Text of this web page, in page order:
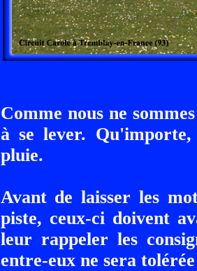
Comme nous ne
à se lever.
pluie.
Avant de laisser les
piste, ceux-ci doivent
leur rappeler les
entre-eux ne sera